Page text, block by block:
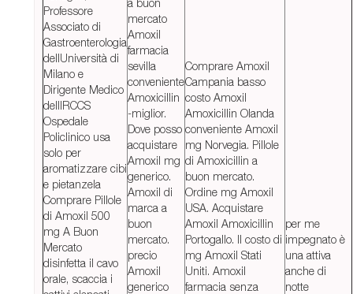
Professore
Associato di
Gastroenterologia
dellUniversità di
Milano e
Dirigente Medico
dellIRCCS
Ospedale
Policlinico usa
solo per
aromatizzare cibi
e pietanzela
Comprare Pillole
di Amoxil 500
mg A Buon
Mercato
disinfetta il cavo
orale, scaccia i
a buon
mercato
Amoxil
farmacia
sevilla
conveniente
Amoxicillin
-miglior.
Dove posso
acquistare
Amoxil mg
generico.
Amoxil di
marca a
buon
mercato.
precio
Amoxil
generico
Comprare Amoxil
Campania basso
costo Amoxil
Amoxicillin Olanda
conveniente Amoxil
mg Norvegia. Pillole
di Amoxicillin a
buon mercato.
Ordine mg Amoxil
USA. Acquistare
Amoxil Amoxicillin
Portogallo. Il costo di
mg Amoxil Stati
Uniti. Amoxil
farmacia senza
per me
impegnato è
una attiva
anche di
notte